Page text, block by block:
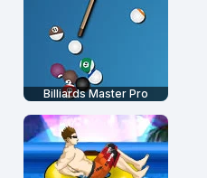
Billiards Master Pro